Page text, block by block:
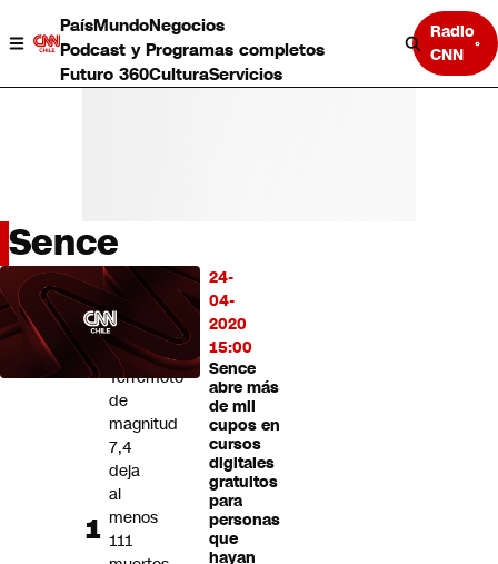
PaísMundoNegocios
Podcast y Programas completos
Futuro 360CulturaServicios
Radio
CNN
País
Mundo
Negocios
Deportes
Programas completos
CNN tiempo
Futuro 360
Sence
24-
04-
2020
15:00
Sence
abre más
de mil
cupos en
cursos
digitales
gratuitos
para
personas
que
hayan
LO
MÁS
LEÍDO
Terremoto
de
magnitud
7,4
deja
al
menos
111